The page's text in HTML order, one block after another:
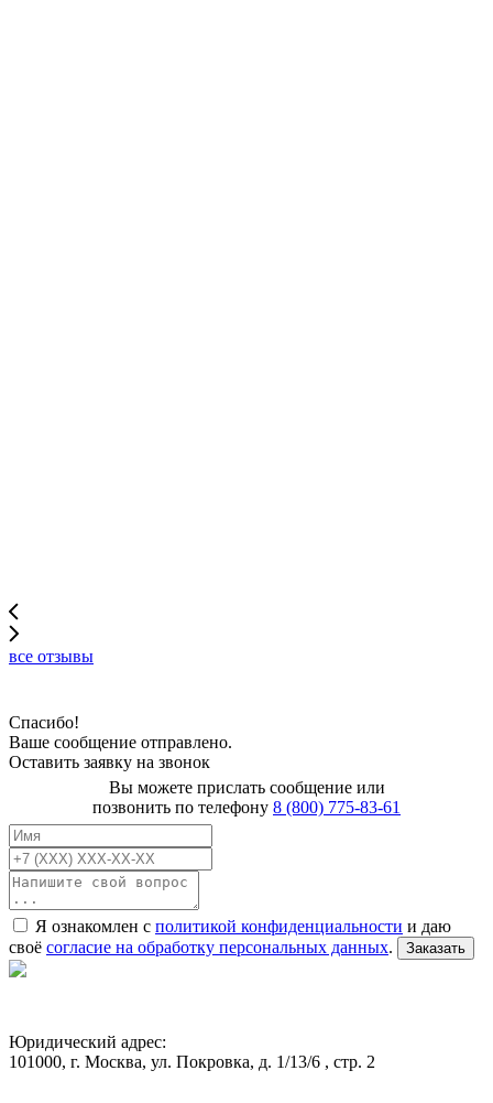
все отзывы
Спасибо!
Ваше сообщение отправлено.
Оставить заявку на звонок
Вы можете прислать сообщение или
позвонить по телефону 8 (800) 775-83-61
Я ознакомлен с политикой конфиденциальности и даю
своё согласие на обработку персональных данных. Заказать
Юридический адрес:
101000, г. Москва, ул. Покровка, д. 1/13/6 , стр. 2